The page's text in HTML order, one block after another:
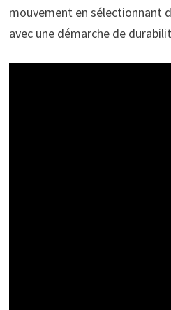
mouvement en sélectionnant
avec une démarche de